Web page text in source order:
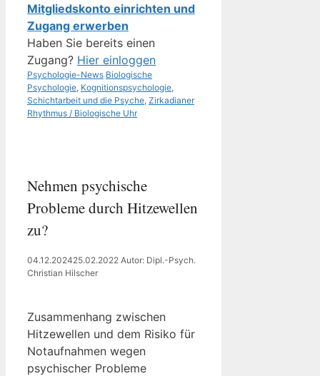
Mitgliedskonto einrichten und
Zugang erwerben
Haben Sie bereits einen
Zugang? Hier einloggen
Kategorien
Psychologie-News Schlagwörter
Biologische
Psychologie Kognitionspsychologie
Schichtarbeit und die Psyche Zirkadianer
Rhythmus / Biologische Uhr
Nehmen psychische
Probleme durch Hitzewellen
zu?
04.12.202425.02.2022 Autor: Dipl.-Psych.
Christian Hilscher
Zusammenhang zwischen
Hitzewellen und dem Risiko für
Notaufnahmen wegen
psychischer Probleme